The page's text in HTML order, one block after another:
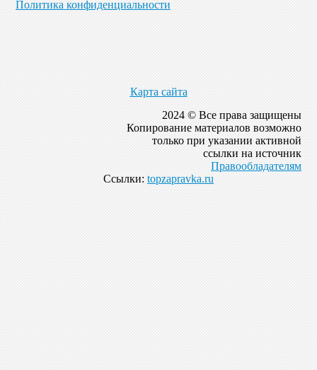
Политика конфиденциальности
Карта сайта
2024 © Все права защищены
Копирование материалов возможно
только при указании активной
ссылки на источник
Правообладателям
Ссылки: topzapravka.ru